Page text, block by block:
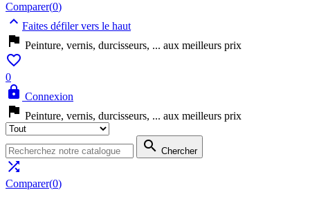
Comparer(0)
 Faites défiler vers le haut
 Peinture, vernis, durcisseurs, ... aux meilleurs prix

0
 Connexion
 Peinture, vernis, durcisseurs, ... aux meilleurs prix
 Chercher

Comparer(0)